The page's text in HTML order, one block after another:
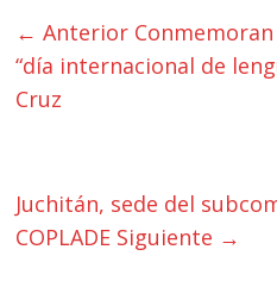
← Anterior
“día internacional de
Cruz
Juchitán, sede del
COPLADE Siguiente →